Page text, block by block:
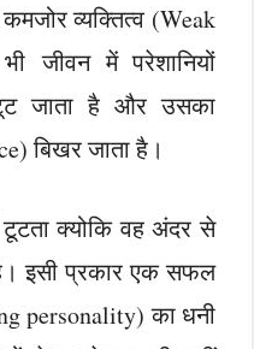
व्यक्तित्व (Weak
जीवन में परेशानियों
जाता है और उसका
बिखर जाता है।
टूटता क्योकि वह अंदर से
इसी प्रकार एक सफल
personality) का धनी